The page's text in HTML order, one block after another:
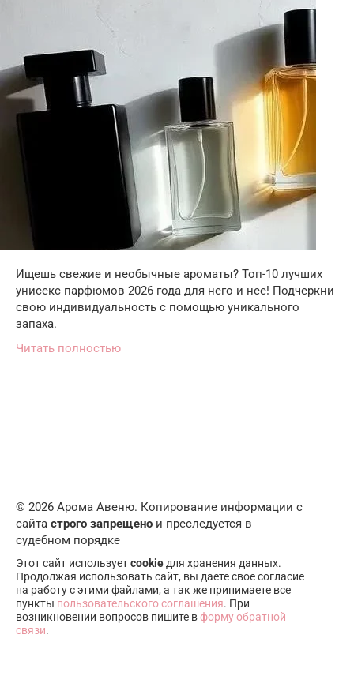
Ищешь свежие и необычные ароматы? Топ-10 лучших
унисекс парфюмов 2026 года для него и нее! Подчеркни
свою индивидуальность с помощью уникального
запаха.
Читать полностью
© 2026 Арома Авеню. Копирование информации с
сайта строго запрещено и преследуется в
судебном порядке
Этот сайт используетcookie для хранения данных.
Продолжая использовать сайт, вы даете свое согласие
на работу с этими файлами, а так же принимаете все
пункты пользовательского соглашения. При
возникновении вопросов пишите вформу обратной
связи.